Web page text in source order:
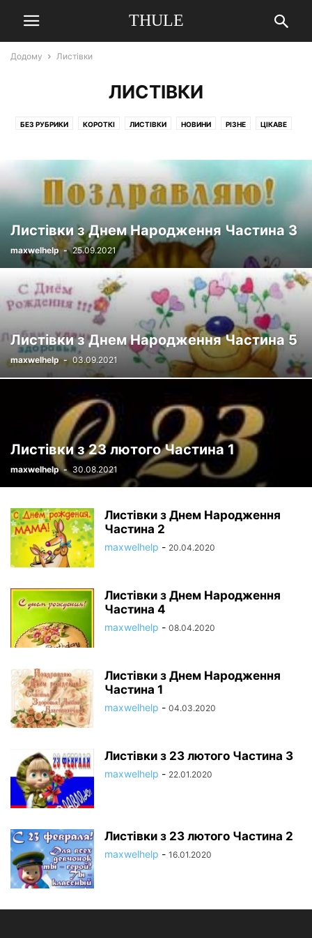
THULE
Додому Листівки
ЛИСТІВКИ
БЕЗ РУБРИКИ КОРОТКІ ЛИСТІВКИ НОВИНИ РІЗНЕ ЦІКАВЕ
Листівки з Днем Народження Частина 3
maxwelhelp - 25.09.2021
Листівки з Днем Народження Частина 5
maxwelhelp - 03.09.2021
Листівки з 23 лютого Частина 1
maxwelhelp - 30.08.2021
Листівки з Днем Народження
Частина 2
maxwelhelp - 20.04.2020
Листівки з Днем Народження
Частина 4
maxwelhelp - 08.04.2020
Листівки з Днем Народження
Частина 1
maxwelhelp - 04.03.2020
Листівки з 23 лютого Частина 3
maxwelhelp - 22.01.2020
Листівки з 23 лютого Частина 2
maxwelhelp - 16.01.2020